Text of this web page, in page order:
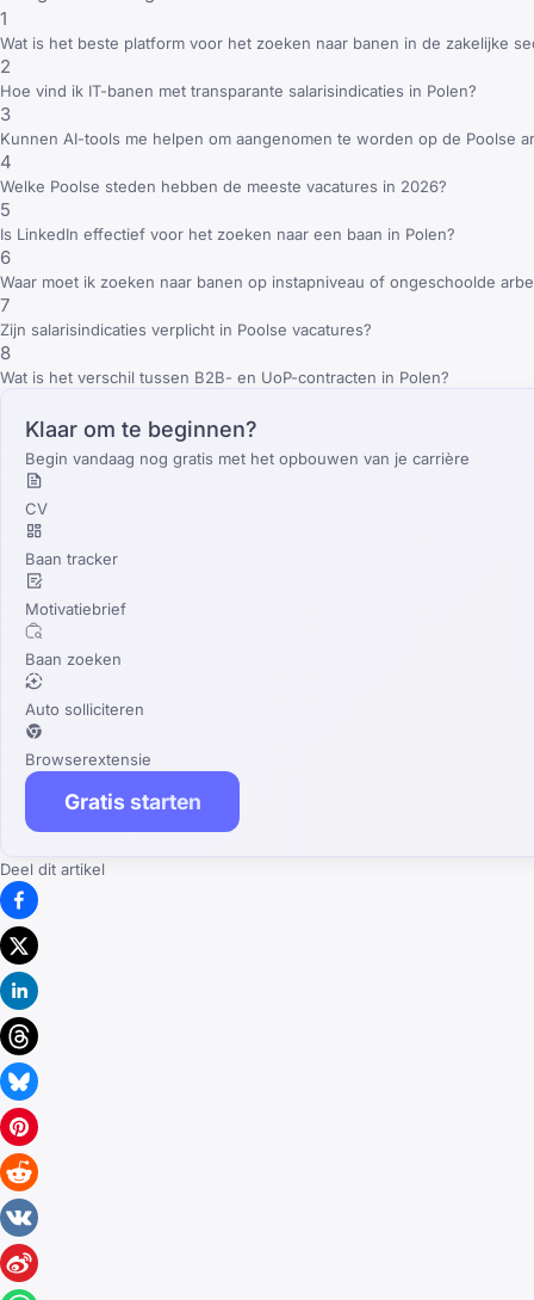
1
Wat is het beste platform voor het zoeken naar banen in de zakelijke
2
Hoe vind ik IT-banen met transparante salarisindicaties in Polen?
3
Kunnen AI-tools me helpen om aangenomen te worden op de Poolse
4
Welke Poolse steden hebben de meeste vacatures in 2026?
5
Is LinkedIn effectief voor het zoeken naar een baan in Polen?
6
Waar moet ik zoeken naar banen op instapniveau of ongeschoolde
7
Zijn salarisindicaties verplicht in Poolse vacatures?
8
Wat is het verschil tussen B2B- en UoP-contracten in Polen?
Klaar om te beginnen?
Begin vandaag nog gratis met het opbouwen van je carrière
CV
Baan tracker
Motivatiebrief
Baan zoeken
Auto solliciteren
Browserextensie
Gratis starten
Deel dit artikel